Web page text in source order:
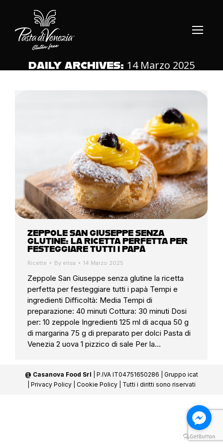
DAILY ARCHIVES: 14 Marzo 2025
ZEPPOLE SAN GIUSEPPE SENZA
GLUTINE: LA RICETTA PERFETTA PER
FESTEGGIARE TUTTI I PAPÀ
Ricette By elisa 14 Marzo 2025
Zeppole San Giuseppe senza glutine la ricetta
perfetta per festeggiare tutti i papà Tempi e
ingredienti Difficoltà: Media Tempi di
preparazione: 40 minuti Cottura: 30 minuti Dosi
per: 10 zeppole Ingredienti 125 ml di acqua 50 g
di margarina 75 g di preparato per dolci Pasta di
Venezia 2 uova 1 pizzico di sale Per la…
@ Casanova Food Srl | P.IVA IT04751650286 | Gruppo icat
Privacy Policy Cookie Policy | Tutti i diritti sono riservati